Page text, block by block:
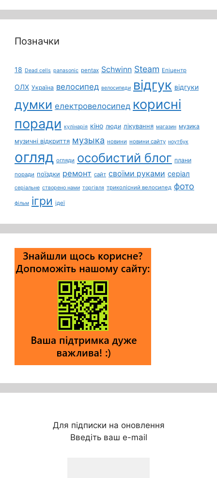
Позначки
18 Dead cells panasonic pentax Schwinn Steam Епіцентр
ОЛХ Україна велосипед велосипеди відгук відгуки
думки електровелосипед корисні
поради кулінарія кіно люди лікування магазин музика
музичні відкриття музыка новини новини сайту ноутбук
огляд огляди особистий блог плани
поради поїздки ремонт сайт своїми руками серіал
серіальне створено нами торгівля триколісний велосипед фото
фільм ігри ідеї
Для підписки на оновлення
Введіть ваш e-mail